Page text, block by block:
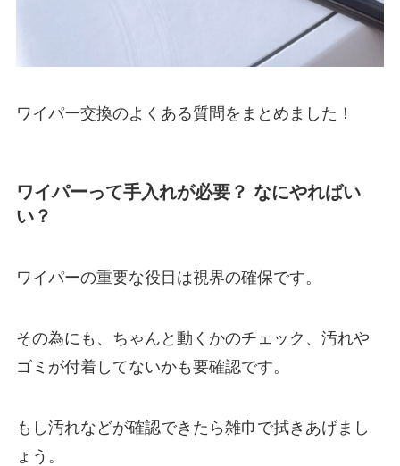
ワイパー交換のよくある質問をまとめました！
ワイパーって手入れが必要？ なにやればい
い？
ワイパーの重要な役目は視界の確保です。
その為にも、ちゃんと動くかのチェック、汚れや
ゴミが付着してないかも要確認です。
もし汚れなどが確認できたら雑巾で拭きあげまし
ょう。